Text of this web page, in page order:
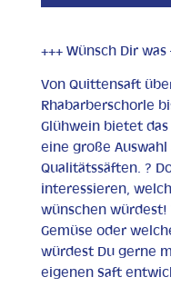
+++ Wünsch Dir was
Von Quittensaft
Rhabarberschorle
Glühwein bietet
eine große
Qualitätssäften. ?
interessieren,
wünschen würdest!
Gemüse oder
würdest Du gerne
eigenen Saft